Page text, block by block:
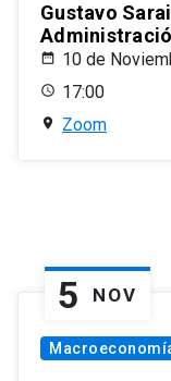
Gustavo
10 de
17:00
Zoom
5 NOV